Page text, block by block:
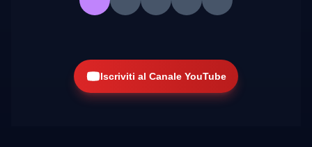
Iscriviti al Canale YouTube